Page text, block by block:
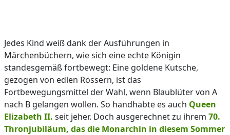
Jedes Kind weiß dank der Ausführungen in
Märchenbüchern, wie sich eine echte Königin
standesgemäß fortbewegt: Eine goldene Kutsche,
gezogen von edlen Rössern, ist das
Fortbewegungsmittel der Wahl, wenn Blaublüter von A
nach B gelangen wollen. So handhabte es auch Queen
Elizabeth II. seit jeher. Doch ausgerechnet zu ihrem 70.
Thronjubiläum, das die Monarchin in diesem Sommer